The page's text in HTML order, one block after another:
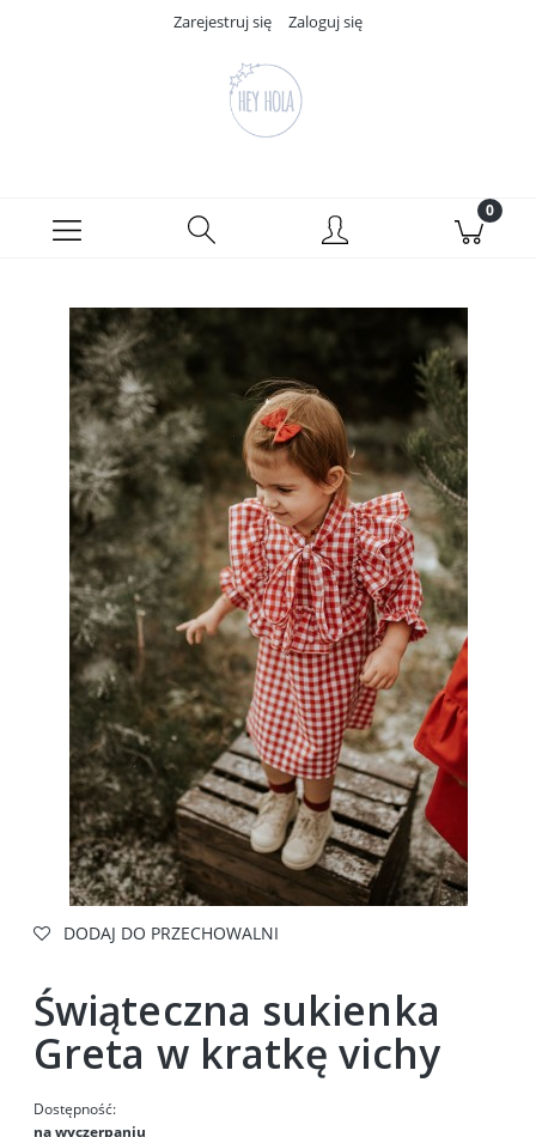
Zarejestruj się Zaloguj się
DODAJ DO PRZECHOWALNI
Świąteczna sukienka
Greta w kratkę vichy
Dostępność:
na wyczerpaniu